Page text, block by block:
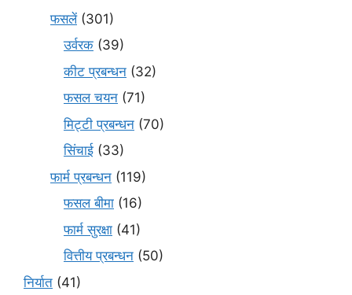
फसलें(301)
उर्वरक (39)
कीट प्रबन्धन (32)
फसल चयन (71)
मि‌ट्टी प्रबन्धन (70)
सिंचाई (33)
फार्म प्रबन्धन (119)
फसल बीमा (16)
फार्म सुरक्षा (41)
वित्तीय प्रबन्धन (50)
निर्यात (41)